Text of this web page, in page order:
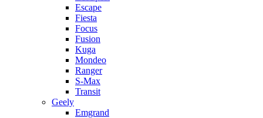
Escape
Fiesta
Focus
Fusion
Kuga
Mondeo
Ranger
S-Max
Transit
Geely
Emgrand